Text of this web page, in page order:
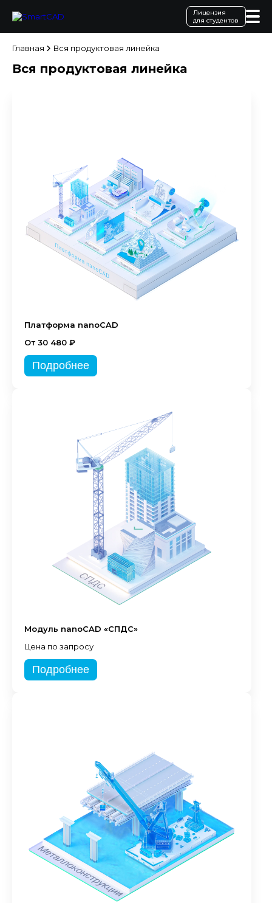
Лицензия
для студентов
Главная Вся продуктовая линейка
Вся продуктовая линейка
Платформа nanoCAD
От 30 480 ₽
Подробнее
Модуль nanoCAD «СПДС»
Цена по запросу
Подробнее